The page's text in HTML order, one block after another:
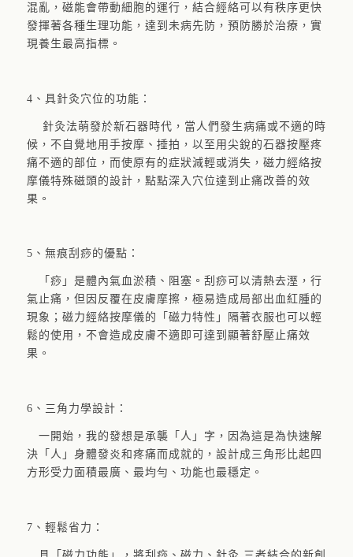
混亂，磁能會帶動細胞的運行，結合經絡可以有秩序更快
發揮著各種生理功能，達到未病先防，預防勝於治療，實
現養生最高指標。
4、具針灸穴位的功能：
針灸法萌發於新石器時代，當人們發生病痛或不適的時
候，不自覺地用手按摩、捶拍，以至用尖銳的石器按壓疼
痛不適的部位，而使原有的症狀減輕或消失，磁力經絡按
摩儀特殊磁頭的設計，點點深入穴位達到止痛改善的效
果。
5、無痕刮痧的優點：
「痧」是體內氣血淤積、阻塞。刮痧可以清熱去溼，行
氣止痛，但因反覆在皮膚摩擦，極易造成局部 出血紅腫的
現象；磁力經絡按摩儀的「磁力特性」隔著衣服也可以輕
鬆的使用，不會造成皮膚不適即可達到顯著舒壓止痛效
果。
6、三角力學設計：
一開始，我的發想是承襲「人」字，因為這是為快速解
決「人」身體發炎和疼痛而成就的，設計成三角形比起四
方形受力面積最廣、最均勻、功能也最穩定。
7、輕鬆省力：